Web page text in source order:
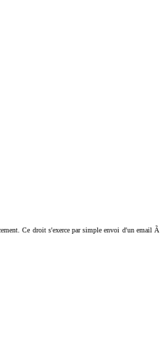
Ce droit s'exerce par simple envoi d'un email Ã